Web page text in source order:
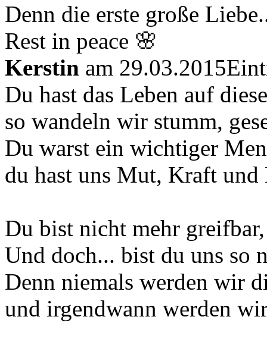
Denn die erste große
Rest in peace 🌸
Kerstin am 29.03.2015
Du hast das Leben auf
so wandeln wir stumm,
Du warst ein wichtiger
du hast uns Mut, Kraft und
Du bist nicht mehr
Und doch... bist du uns so
Denn niemals werden wir
und irgendwann werden